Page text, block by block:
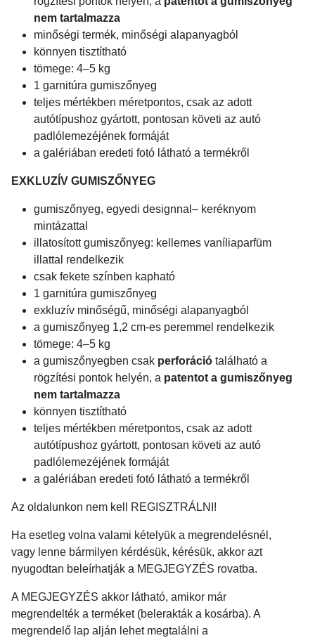
nem tartalmazza
minőségi termék, minőségi alapanyagból
könnyen tisztítható
tömege: 4–5 kg
1 garnitúra gumiszőnyeg
teljes mértékben méretpontos, csak az adott
autótípushoz gyártott, pontosan követi az autó
padlólemezéjének formáját
a galériában eredeti fotó látható a termékről
EXKLUZÍV GUMISZŐNYEG
gumiszőnyeg, egyedi designnal– keréknyom
mintázattal
illatosított gumiszőnyeg: kellemes vaníliaparfüm
illattal rendelkezik
csak fekete színben kapható
1 garnitúra gumiszőnyeg
exkluzív minőségű, minőségi alapanyagból
a gumiszőnyeg 1,2 cm-es peremmel rendelkezik
tömege: 4–5 kg
a gumiszőnyegben csak perforáció található a
rögzítési pontok helyén, a patentot a gumiszőnyeg
nem tartalmazza
könnyen tisztítható
teljes mértékben méretpontos, csak az adott
autótípushoz gyártott, pontosan követi az autó
padlólemezéjének formáját
a galériában eredeti fotó látható a termékről
Az oldalunkon nem kell REGISZTRÁLNI!
Ha esetleg volna valami kételyük a megrendelésnél,
vagy lenne bármilyen kérdésük, kérésük, akkor azt
nyugodtan beleírhatják a MEGJEGYZÉS rovatba.
A MEGJEGYZÉS akkor látható, amikor már
megrendelték a terméket (belerakták a kosárba). A
megrendelő lap alján lehet megtalálni a